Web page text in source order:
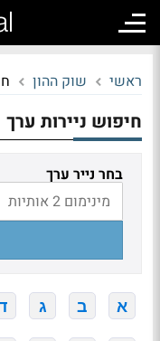
ראשי שוק ההון
חיפוש ניירות ערך
בחר נייר ערך
א ב ג